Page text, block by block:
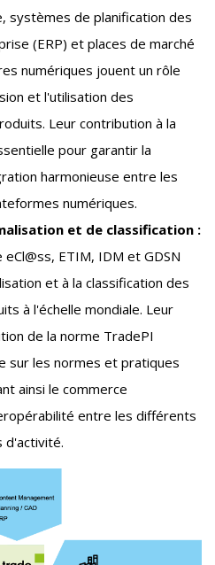
systèmes de planification des
(ERP) et places de marché
numériques jouent un rôle
et l'utilisation des
Leur contribution à la
pour garantir la
harmonieuse entre les
numériques.
et de classification :
ETIM, IDM et GDSN
et à la classification des
à l'échelle mondiale. Leur
de la norme TradePI
sur les normes et pratiques
ainsi le commerce
entre les différents
d'activité.